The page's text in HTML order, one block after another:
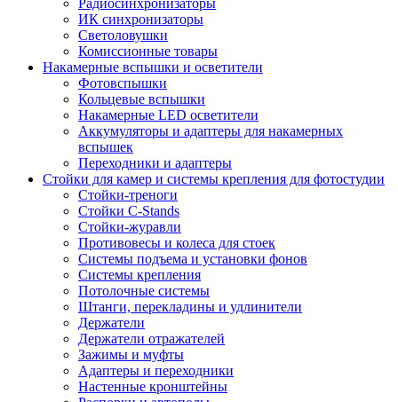
Радиосинхронизаторы
ИК синхронизаторы
Светоловушки
Комиссионные товары
Накамерные вспышки и осветители
Фотовспышки
Кольцевые вспышки
Накамерные LED осветители
Аккумуляторы и адаптеры для накамерных
вспышек
Переходники и адаптеры
Стойки для камер и системы крепления для фотостудии
Стойки-треноги
Стойки C-Stands
Стойки-журавли
Противовесы и колеса для стоек
Системы подъема и установки фонов
Системы крепления
Потолочные системы
Штанги, перекладины и удлинители
Держатели
Держатели отражателей
Зажимы и муфты
Адаптеры и переходники
Настенные кронштейны